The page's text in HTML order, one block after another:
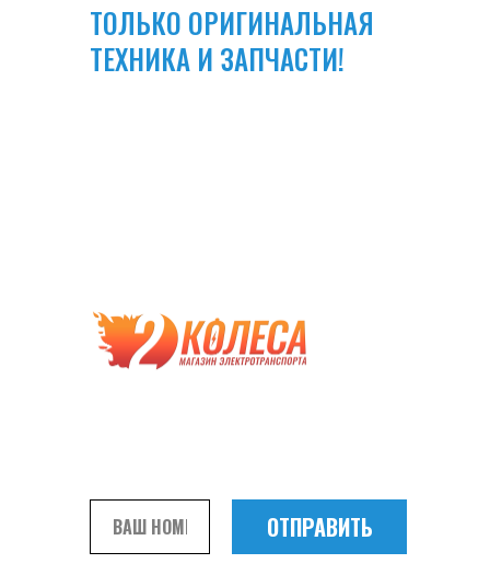
ТОЛЬКО ОРИГИНАЛЬНАЯ
ТЕХНИКА И ЗАПЧАСТИ!
ОТПРАВИТЬ